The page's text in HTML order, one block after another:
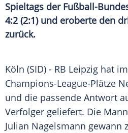
Spieltags der Fußball-
4:2 (2:1) und eroberte den
zurück.
Köln (SID) - RB Leipzig hat
Champions-League-Plätze
und die passende Antwort
Verfolger geliefert. Die
Julian Nagelsmann gewann